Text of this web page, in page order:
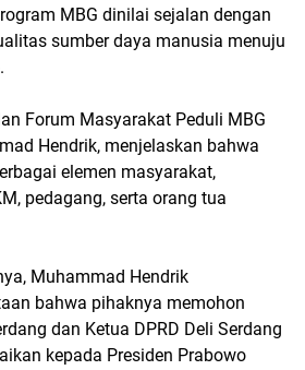
MBG dinilai sejalan dengan
sumber daya manusia menuju
Forum Masyarakat Peduli MBG
Hendrik, menjelaskan bahwa
elemen masyarakat,
pedagang, serta orang tua
Muhammad Hendrik
bahwa pihaknya memohon
dan Ketua DPRD Deli Serdang
kepada Presiden Prabowo